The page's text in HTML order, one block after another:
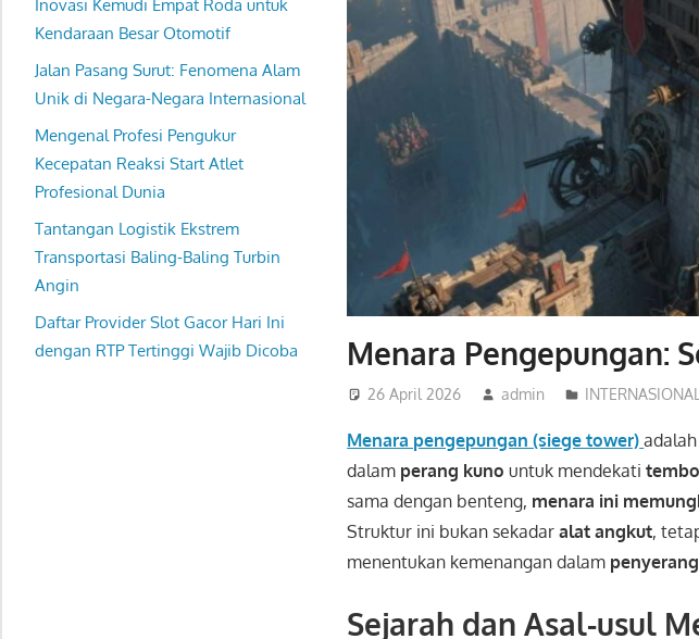
Menara Pengepungan:
26 April 2026 admin INTERNASIONAL
Menara pengepungan (siege tower)
dalam perang kuno untuk mendekati
sama dengan benteng, menara ini
Struktur ini bukan sekadaralat angkut,
menentukan kemenangan dalam
Sejarah dan Asal-usul
Inovasi Kemudi Empat Roda untuk
Kendaraan Besar Otomotif
Jalan Pasang Surut: Fenomena Alam
Unik di Negara-Negara Internasional
Mengenal Profesi Pengukur
Kecepatan Reaksi Start Atlet
Profesional Dunia
Tantangan Logistik Ekstrem
Transportasi Baling-Baling Turbin
Angin
Daftar Provider Slot Gacor Hari Ini
dengan RTP Tertinggi Wajib Dicoba